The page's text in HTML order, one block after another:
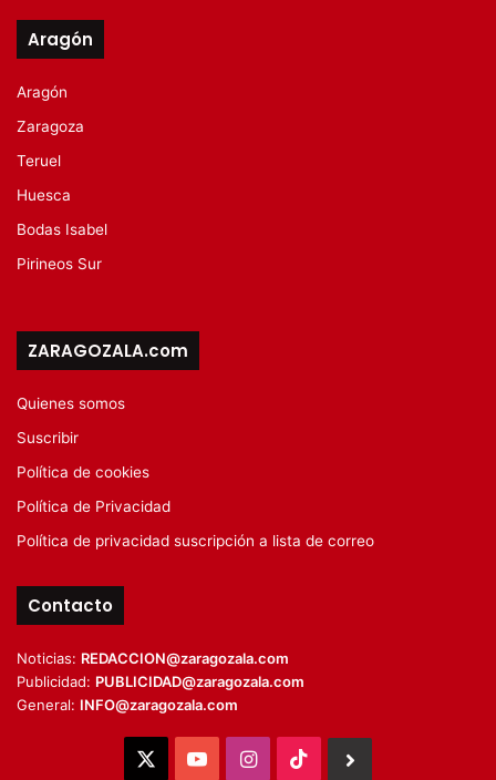
Aragón
Aragón
Zaragoza
Teruel
Huesca
Bodas Isabel
Pirineos Sur
ZARAGOZALA.com
Quienes somos
Suscribir
Política de cookies
Política de Privacidad
Política de privacidad suscripción a lista de correo
Contacto
Noticias: REDACCION@zaragozala.com
Publicidad: PUBLICIDAD@zaragozala.com
General: INFO@zaragozala.com
YouTubeInstagram
TikTok